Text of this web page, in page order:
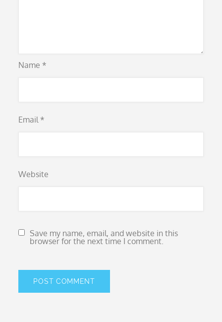
Name *
Email *
Website
Save my name, email, and website in this
browser for the next time I comment.